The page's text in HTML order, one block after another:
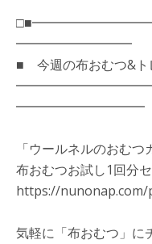
━━━━━━━━━
■ 今週の布おむつ&ト
━━━━━━━━━━
「ウールネルのおむ
布おむつお試し1回分
https://
気軽に「布おむつ」に